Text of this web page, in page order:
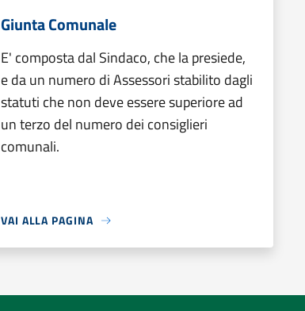
Giunta Comunale
E' composta dal Sindaco, che la presiede,
e da un numero di Assessori stabilito dagli
statuti che non deve essere superiore ad
un terzo del numero dei consiglieri
comunali.
VAI ALLA PAGINA